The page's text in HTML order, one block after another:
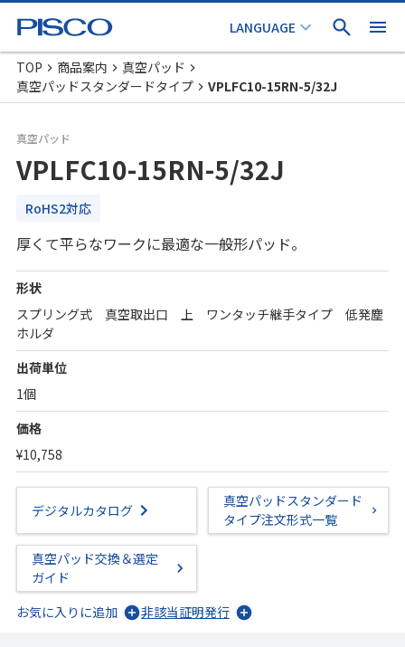
TOP 商品案内
真空パッド
真空パッドスタンダードタイプ
VPLFC10-15RN-5/32J
真空パッド
VPLFC10-15RN-5/32J
RoHS2対応
厚くて平らなワークに最適な一般形パッド。
形状
スプリング式 真空取出口 上 ワンタッチ継手タイプ 低発塵
ホルダ
出荷単位
1個
価格
¥10,758
デジタルカタログ
真空パッドスタンダード
タイプ注文形式一覧
真空パッド交換＆選定
ガイド
お気に入りに追加
非該当証明発行